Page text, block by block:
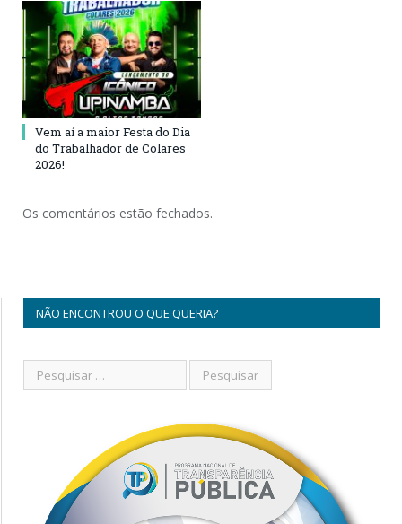
Vem aí a maior Festa do Dia
do Trabalhador de Colares
2026!
Os comentários estão fechados.
NÃO ENCONTROU O QUE QUERIA?